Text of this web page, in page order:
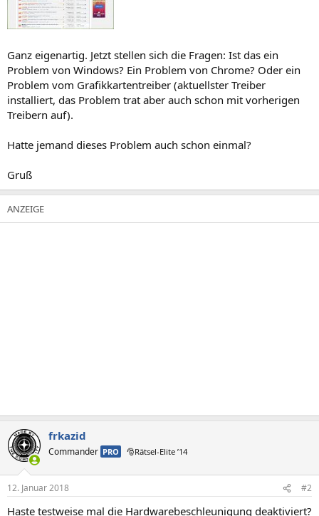
Ganz eigenartig. Jetzt stellen sich die Fragen: Ist das ein
Problem von Windows? Ein Problem von Chrome? Oder ein
Problem vom Grafikkartentreiber (aktuellster Treiber
installiert, das Problem trat aber auch schon mit vorherigen
Treibern auf).
Hatte jemand dieses Problem auch schon einmal?
Gruß
frkazid
Commander PRO 🎅Rätsel-Elite ’14
12. Januar 2018 #2
Haste testweise mal die Hardwarebeschleunigung deaktiviert?